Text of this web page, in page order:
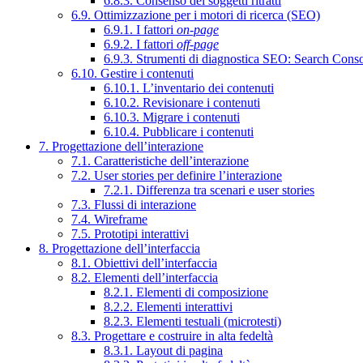
6.9. Ottimizzazione per i motori di ricerca (SEO)
6.9.1. I fattori on-page
6.9.2. I fattori off-page
6.9.3. Strumenti di diagnostica SEO: Search
6.10. Gestire i contenuti
6.10.1. L’inventario dei contenuti
6.10.2. Revisionare i contenuti
6.10.3. Migrare i contenuti
6.10.4. Pubblicare i contenuti
7. Progettazione dell’interazione
7.1. Caratteristiche dell’interazione
7.2. User stories per definire l’interazione
7.2.1. Differenza tra scenari e user stories
7.3. Flussi di interazione
7.4. Wireframe
7.5. Prototipi interattivi
8. Progettazione dell’interfaccia
8.1. Obiettivi dell’interfaccia
8.2. Elementi dell’interfaccia
8.2.1. Elementi di composizione
8.2.2. Elementi interattivi
8.2.3. Elementi testuali (microtesti)
8.3. Progettare e costruire in alta fedeltà
8.3.1. Layout di pagina